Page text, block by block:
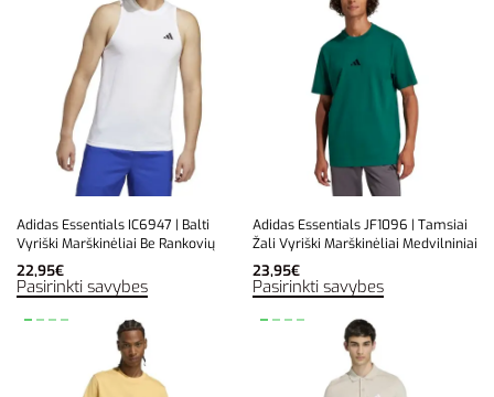
Adidas Essentials IC6947 | Balti
Vyriški Marškinėliai Be Rankovių
22,95€
Pasirinkti savybes
Adidas Essentials JF1096 | Tamsiai
Žali Vyriški Marškinėliai Medvilniniai
23,95€
Pasirinkti savybes